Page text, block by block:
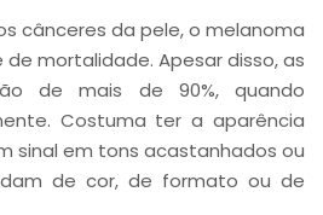
cânceres da pele, o melanoma
mortalidade. Apesar disso, as
de mais de 90%, quando
Costuma ter a aparência
sinal em tons acastanhados ou
de cor, de formato ou de